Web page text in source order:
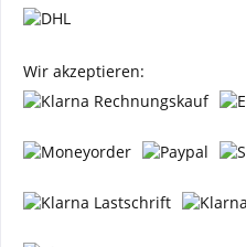
Wir akzeptieren: